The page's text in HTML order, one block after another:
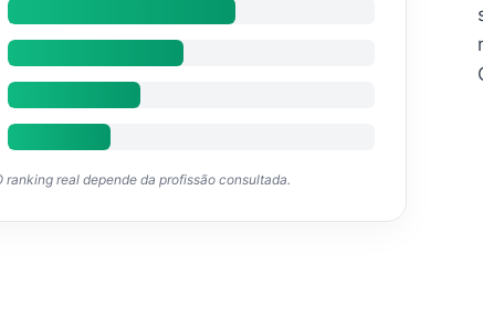
ranking real depende da profissão consultada.